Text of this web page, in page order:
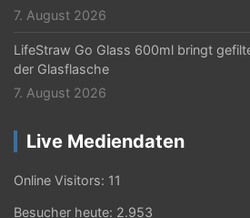
7. August 2026
LifeStraw Go Glass 600ml bringt
der Glasflasche
7. August 2026
Live Mediendaten
Online Visitors: 11
Besucher heute: 2.953